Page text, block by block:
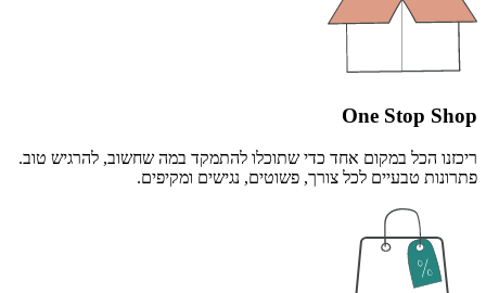
One Stop Shop
ריכזנו הכל במקום אחד כדי שתוכלו להתמקד במה שחשוב, להרגיש טוב.
פתרונות טבעיים לכל צורך, פשוטים, נגישים ומקיפים.